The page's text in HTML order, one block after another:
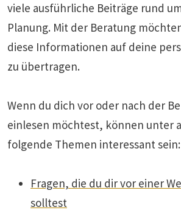
viele ausführliche Beiträge rund
Planung. Mit der Beratung
diese Informationen auf deine
zu übertragen.
Wenn du dich vor oder nach der
einlesen möchtest, können unter
folgende Themen interessant sein:
Fragen, die du dir vor einer
solltest